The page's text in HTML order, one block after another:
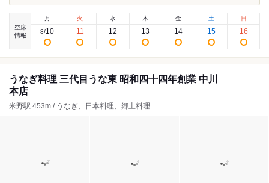
空席
情報
月
8/10
火
11
水
12
木
13
金
14
土
15
日
16
うなぎ料理 三代目うな東 昭和四十四年創業 中川
本店
米野駅 453m / うなぎ、日本料理、郷土料理